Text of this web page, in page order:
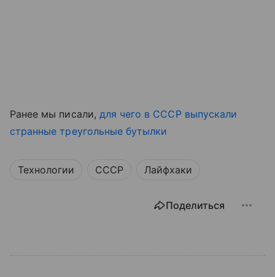
Ранее мы писали, для чего в СССР выпускали
странные треугольные бутылки
Технологии СССР Лайфхаки
Поделиться